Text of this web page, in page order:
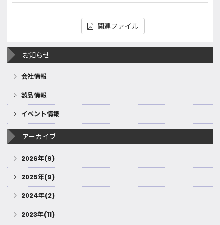
関連ファイル
お知らせ
会社情報
製品情報
イベント情報
アーカイブ
2026年(9)
2025年(9)
2024年(2)
2023年(11)